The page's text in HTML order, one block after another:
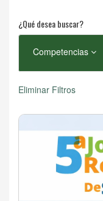
¿Qué desea buscar?
Competencias
Eliminar Filtros